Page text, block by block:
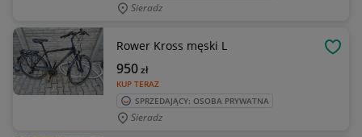
Sieradz
Rower Kross męski L
KUP TERAZ
950zł
SPRZEDAJĄCY: OSOBA PRYWATNA
Sieradz